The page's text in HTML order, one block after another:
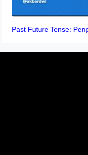
Past Future Tense: